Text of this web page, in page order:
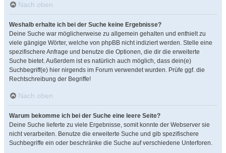
Nach oben
Weshalb erhalte ich bei der Suche keine Ergebnisse?
Deine Suche war möglicherweise zu allgemein gehalten und enthielt zu
viele gängige Wörter, welche von phpBB nicht indiziert werden. Stelle eine
spezifischere Anfrage und benutze die Optionen, die dir die erweiterte
Suche bietet. Außerdem ist es natürlich auch möglich, dass dein(e)
Suchbegriff(e) hier nirgends im Forum verwendet wurden. Prüfe ggf. die
Rechtschreibung der Begriffe!
Nach oben
Warum bekomme ich bei der Suche eine leere Seite?
Deine Suche lieferte zu viele Ergebnisse, somit konnte der Webserver sie
nicht verarbeiten. Benutze die erweiterte Suche und gib spezifischere
Suchbegriffe ein oder beschränke die Suche auf verschiedene Unterforen.